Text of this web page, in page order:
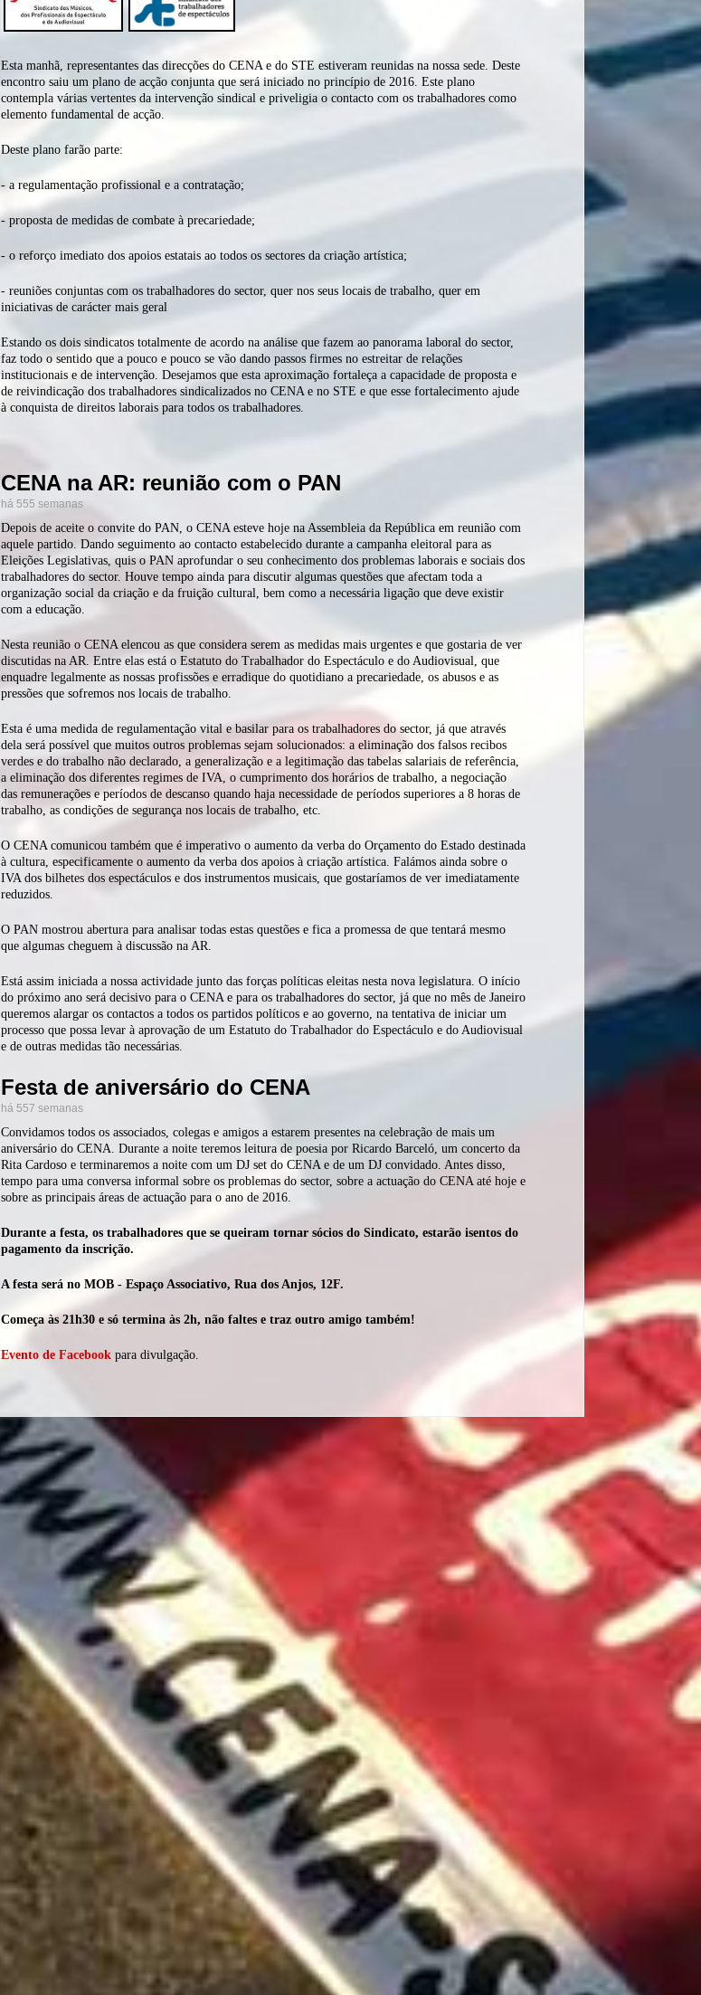
Esta manhã, representantes das direcções do CENA e do STE estiveram reunidas na nossa sede. Deste
encontro saiu um plano de acção conjunta que será iniciado no princípio de 2016. Este plano
contempla várias vertentes da intervenção sindical e priveligia o contacto com os trabalhadores como
elemento fundamental de acção.
Deste plano farão parte:
- a regulamentação profissional e a contratação;
- proposta de medidas de combate à precariedade;
- o reforço imediato dos apoios estatais ao todos os sectores da criação artística;
- reuniões conjuntas com os trabalhadores do sector, quer nos seus locais de trabalho, quer em
iniciativas de carácter mais geral
Estando os dois sindicatos totalmente de acordo na análise que fazem ao panorama laboral do sector,
faz todo o sentido que a pouco e pouco se vão dando passos firmes no estreitar de relações
institucionais e de intervenção. Desejamos que esta aproximação fortaleça a capacidade de proposta e
de reivindicação dos trabalhadores sindicalizados no CENA e no STE e que esse fortalecimento ajude
à conquista de direitos laborais para todos os trabalhadores.
CENA na AR: reunião com o PAN
há 555 semanas
Depois de aceite o convite do PAN, o CENA esteve hoje na Assembleia da República em reunião com
aquele partido. Dando seguimento ao contacto estabelecido durante a campanha eleitoral para as
Eleições Legislativas, quis o PAN aprofundar o seu conhecimento dos problemas laborais e sociais dos
trabalhadores do sector. Houve tempo ainda para discutir algumas questões que afectam toda a
organização social da criação e da fruição cultural, bem como a necessária ligação que deve existir
com a educação.
Nesta reunião o CENA elencou as que considera serem as medidas mais urgentes e que gostaria de ver
discutidas na AR. Entre elas está o Estatuto do Trabalhador do Espectáculo e do Audiovisual, que
enquadre legalmente as nossas profissões e erradique do quotidiano a precariedade, os abusos e as
pressões que sofremos nos locais de trabalho.
Esta é uma medida de regulamentação vital e basilar para os trabalhadores do sector, já que através
dela será possível que muitos outros problemas sejam solucionados: a eliminação dos falsos recibos
verdes e do trabalho não declarado, a generalização e a legitimação das tabelas salariais de referência,
a eliminação dos diferentes regimes de IVA, o cumprimento dos horários de trabalho, a negociação
das remunerações e períodos de descanso quando haja necessidade de períodos superiores a 8 horas de
trabalho, as condições de segurança nos locais de trabalho, etc.
O CENA comunicou também que é imperativo o aumento da verba do Orçamento do Estado destinada
à cultura, especificamente o aumento da verba dos apoios à criação artística. Falámos ainda sobre o
IVA dos bilhetes dos espectáculos e dos instrumentos musicais, que gostaríamos de ver imediatamente
reduzidos.
O PAN mostrou abertura para analisar todas estas questões e fica a promessa de que tentará mesmo
que algumas cheguem à discussão na AR.
Está assim iniciada a nossa actividade junto das forças políticas eleitas nesta nova legislatura. O início
do próximo ano será decisivo para o CENA e para os trabalhadores do sector, já que no mês de Janeiro
queremos alargar os contactos a todos os partidos políticos e ao governo, na tentativa de iniciar um
processo que possa levar à aprovação de um Estatuto do Trabalhador do Espectáculo e do Audiovisual
e de outras medidas tão necessárias.
Festa de aniversário do CENA
há 557 semanas
Convidamos todos os associados, colegas e amigos a estarem presentes na celebração de mais um
aniversário do CENA. Durante a noite teremos leitura de poesia por Ricardo Barceló, um concerto da
Rita Cardoso e terminaremos a noite com um DJ set do CENA e de um DJ convidado. Antes disso,
tempo para uma conversa informal sobre os problemas do sector, sobre a actuação do CENA até hoje e
sobre as principais áreas de actuação para o ano de 2016.
Durante a festa, os trabalhadores que se queiram tornar sócios do Sindicato, estarão isentos do
pagamento da inscrição.
A festa será no MOB - Espaço Associativo, Rua dos Anjos, 12F.
Começa às 21h30 e só termina às 2h, não faltes e traz outro amigo também!
Evento de Facebook para divulgação.